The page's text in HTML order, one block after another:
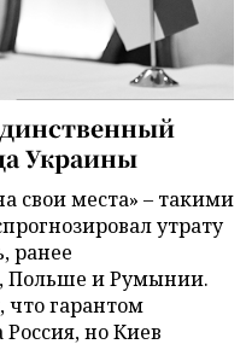
Украины
свои места» – такими
утрату
ранее
Польше и Румынии.
что гарантом
но Киев